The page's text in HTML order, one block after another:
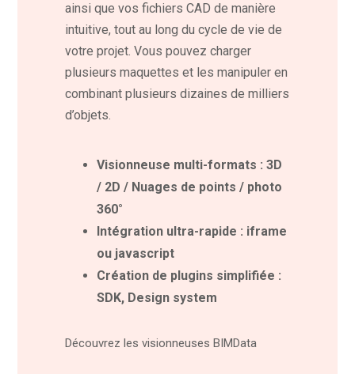
ainsi que vos fichiers CAD de manière
intuitive, tout au long du cycle de vie de
votre projet. Vous pouvez charger
plusieurs maquettes et les manipuler en
combinant plusieurs dizaines de milliers
d’objets.
Visionneuse multi-formats : 3D
/ 2D / Nuages de points / photo
360°
Intégration ultra-rapide : iframe
ou javascript
Création de plugins simplifiée :
SDK, Design system
Découvrez les visionneuses BIMData